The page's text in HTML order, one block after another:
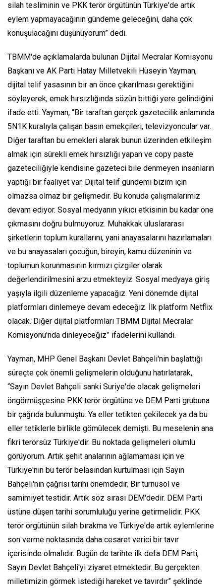
silah tesliminin ve PKK terör örgütünün Türkiye'de artık
eylem yapmayacağının gündeme geleceğini, daha çok
konuşulacağını düşünüyorum” dedi.
TBMM'de açıklamalarda bulunan Dijital Mecralar Komisyonu
Başkanı ve AK Parti Hatay Milletvekili Hüseyin Yayman,
dijital telif yasasının bir an önce çıkarılması gerektiğini
söyleyerek, emek hırsızlığında sözün bittiği yere gelindiğini
ifade etti. Yayman, “Bir taraftan gerçek gazetecilik anlamında
5N1K kuralıyla çalışan basın emekçileri, televizyoncular var.
Diğer taraftan bu emekleri alarak bunun üzerinden etkileşim
almak için sürekli emek hırsızlığı yapan ve copy paste
gazeteciliğiyle kendisine gazeteci bile denmeyen insanların
yaptığı bir faaliyet var. Dijital telif gündemi bizim için
olmazsa olmaz bir gelişmedir. Bu konuda çalışmalarımız
devam ediyor. Sosyal medyanın yıkıcı etkisinin bu kadar öne
çıkmasını doğru bulmuyoruz. Muhakkak uluslararası
şirketlerin toplum kurallarını, yani anayasalarını hazırlamaları
ve bu anayasaları çocuğun, bireyin, kamu düzeninin ve
toplumun korunmasının kırmızı çizgiler olarak
değerlendirilmesini arzu etmekteyiz. Sosyal medyaya giriş
yaşıyla ilgili düzenleme yapacağız. Yeni dönemde dijital
platformları dinlemeye devam edeceğiz. İlk platform Netflix
olacak. Diğer dijital platformları TBMM Dijital Mecralar
Komisyonu'nda dinleyeceğiz” ifadelerini kullandı.
Yayman, MHP Genel Başkanı Devlet Bahçeli'nin başlattığı
süreçte çok önemli gelişmelerin olduğunu hatırlatarak,
“Sayın Devlet Bahçeli sanki Suriye'de olacak gelişmeleri
öngörmüşçesine PKK terör örgütüne ve DEM Parti grubuna
bir çağrıda bulunmuştu. Ya eller tetikten çekilecek ya da bu
eller tetiklerle birlikle gömülecek demişti. Bu meselenin ana
fikri terörsüz Türkiye'dir. Bu noktada gelişmeleri olumlu
görüyorum. Artık şehit analarının ağlamaması için ve
Türkiye'nin bu terör belasından kurtulması için Sayın
Bahçeli'nin çağrısı tarihi önemdedir. Bir turnusol ve
samimiyet testidir. Artık söz sırası DEM'dedir. DEM Parti
üstüne düşen tarihi sorumluluğu yerine getirmelidir. PKK
terör örgütünün silah bırakma ve Türkiye'de artık eylemlerine
son verme noktasında daha cesaret verici bir tavır
içerisinde olmalıdır. Bugün de tarihte ilk defa DEM Parti,
Sayın Devlet Bahçeli'yi ziyaret etmektedir. Bu gerçekten
milletimizin görmek istediği hareket ve tavırdır” şeklinde